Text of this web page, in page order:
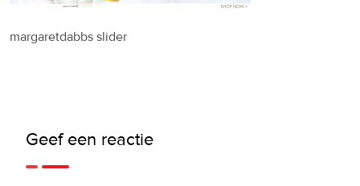
margaretdabbs slider
Geef een reactie